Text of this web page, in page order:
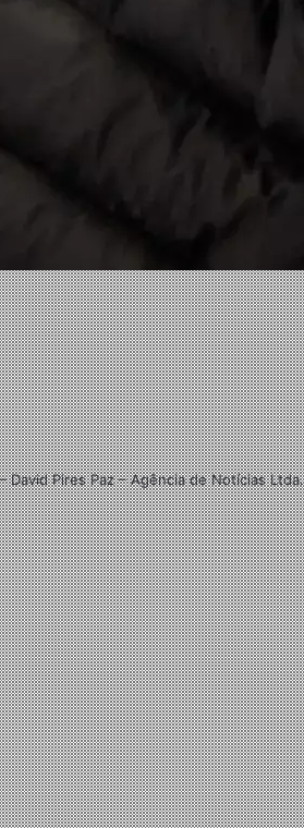
Facebook
X
Linkedin
Instagram
Pires Paz – Agência de Notícias Ltda.